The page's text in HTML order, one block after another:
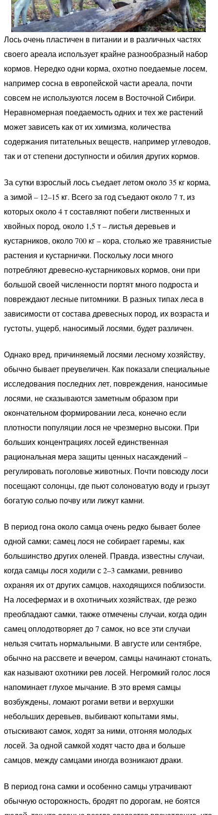
Лось очень пластичен в питании и в различных частях
своего ареала использует крайне разнообразный набор
кормов. Нередко одни корма, охотно поедаемые лосем,
например сосна в европейской части ареала, почти
совсем не используются лосем в Восточной Сибири.
Неравномерная поедаемость одних и тех же растений
может зависеть как от их химизма, количества
содержания питательных веществ, например углеводов,
так и от степени доступности и обилия других кормов.
За сутки взрослый лось съедает летом около 35 кг корма,
а зимой – 12–15 кг. Всего за год съедают около 7 т, из
которых около 4 т составляют побеги лиственных и
хвойных пород, около 1,5 т – листья деревьев и
кустарников, около 700 кг – кора, столько же травянистые
растения и кустарнички. Поскольку лоси много
потребляют древесно-кустарниковых кормов, они при
большой своей численности портят много подроста и
повреждают лесные питомники. В разных типах леса в
зависимости от состава древесных пород, их возраста и
густоты, ущерб, наносимый лосями, будет различен.
Однако вред, причиняемый лосями лесному хозяйству,
обычно бывает преувеличен. Как показали специальные
исследования последних лет, повреждения, наносимые
лосями, не сказываются заметным образом при
окончательном формировании леса, конечно если
плотности популяции лося не чрезмерно высоки. При
больших концентрациях лосей единственная
рациональная мера защиты ценных насаждений –
регулировать поголовье животных. Почти повсюду лоси
посещают солонцы, где пьют солоноватую воду и грызут
богатую солью почву или лижут камни.
В период гона около самца очень редко бывает более
одной самки; самец лося не собирает гаремы, как
большинство других оленей. Правда, известны случаи,
когда самцы лося ходили с 2–3 самками, ревниво
охраняя их от других самцов, находящихся поблизости.
На лосефермах и в охотничьих хозяйствах, где резко
преобладают самки, также отмечены случаи, когда один
самец оплодотворяет до 7 самок, но все эти случаи
нельзя считать нормальными. В августе или сентябре,
обычно на рассвете и вечером, самцы начинают стонать,
как называют охотники рев лосей. Негромкий голос лося
напоминает глухое мычание. В это время самцы
возбуждены, ломают рогами ветви и верхушки
небольших деревьев, выбивают копытами ямы,
отыскивают самок, ходят за ними, отгоняя молодых
лосей. За одной самкой ходят часто два и больше
самцов, между самцами иногда возникают драки.
В период гона самки и особенно самцы утрачивают
обычную осторожность, бродят по дорогам, не боятся